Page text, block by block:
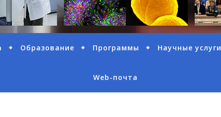
Образование Программы Научные услуги
Web-почта